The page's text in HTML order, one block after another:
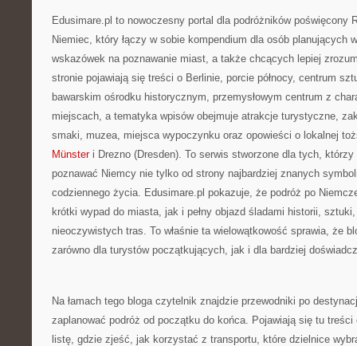
Edusimare.pl to nowoczesny portal dla podróżników poświęcony
Niemiec, który łączy w sobie kompendium dla osób planujących
wskazówek na poznawanie miast, a także chcących lepiej
stronie pojawiają się treści o Berlinie, porcie północy, centrum
bawarskim ośrodku historycznym, przemysłowym centrum z
miejscach, a tematyka wpisów obejmuje atrakcje turystyczne,
smaki, muzea, miejsca wypoczynku oraz opowieści o lokalnej
Münsteri Drezno (Dresden). To serwis stworzone dla tych,
poznawać Niemcy nie tylko od strony najbardziej znanych
codziennego życia. Edusimare.pl pokazuje, że podróż po
krótki wypad do miasta, jak i pełny objazd śladami historii,
nieoczywistych tras. To właśnie ta wielowątkowość sprawia, że
zarówno dla turystów początkujących, jak i dla bardziej
Na łamach tego bloga czytelnik znajdzie przewodniki po
zaplanować podróż od początku do końca. Pojawiają się tu
listę, gdzie zjeść, jak korzystać z transportu, które dzielnice